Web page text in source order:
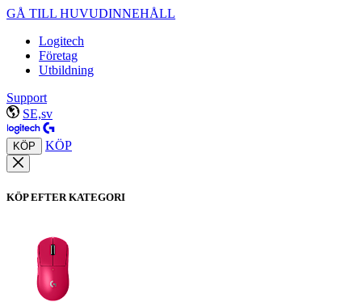
GÅ TILL HUVUDINNEHÅLL
Logitech
Företag
Utbildning
Support
SE,sv
KÖP KÖP
KÖP EFTER KATEGORI